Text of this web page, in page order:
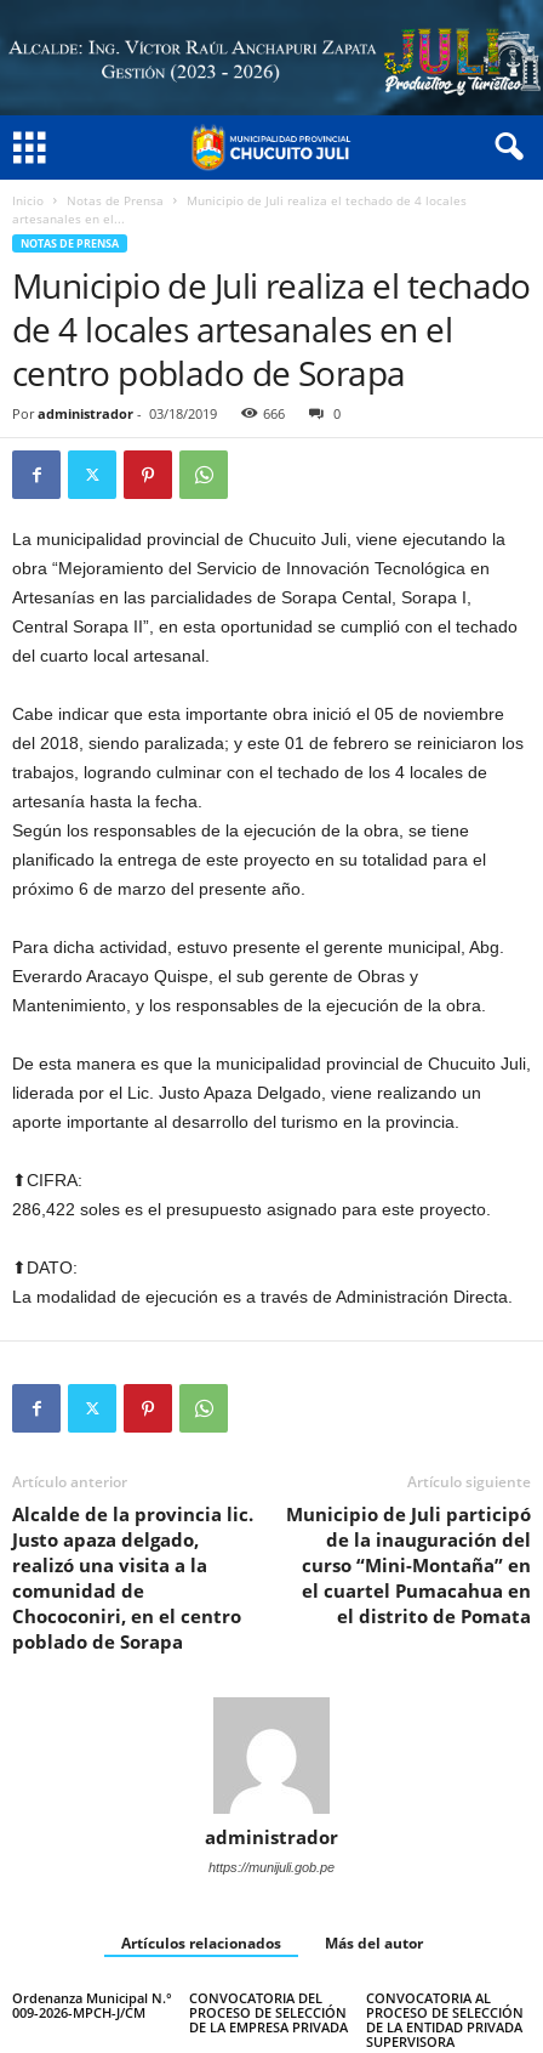
Inicio Notas de Prensa
Municipio de Juli realiza el techado de 4 locales
artesanales en el...
NOTAS DE PRENSA
Municipio de Juli realiza el techado
de 4 locales artesanales en el
centro poblado de Sorapa
Por administrador - 03/18/2019 666 0
La municipalidad provincial de Chucuito Juli, viene ejecutando la
obra “Mejoramiento del Servicio de Innovación Tecnológica en
Artesanías en las parcialidades de Sorapa Cental, Sorapa I,
Central Sorapa II”, en esta oportunidad se cumplió con el techado
del cuarto local artesanal.
Cabe indicar que esta importante obra inició el 05 de noviembre
del 2018, siendo paralizada; y este 01 de febrero se reiniciaron los
trabajos, logrando culminar con el techado de los 4 locales de
artesanía hasta la fecha.
Según los responsables de la ejecución de la obra, se tiene
planificado la entrega de este proyecto en su totalidad para el
próximo 6 de marzo del presente año.
Para dicha actividad, estuvo presente el gerente municipal, Abg.
Everardo Aracayo Quispe, el sub gerente de Obras y
Mantenimiento, y los responsables de la ejecución de la obra.
De esta manera es que la municipalidad provincial de Chucuito Juli,
liderada por el Lic. Justo Apaza Delgado, viene realizando un
aporte importante al desarrollo del turismo en la provincia.
⬆CIFRA:
286,422 soles es el presupuesto asignado para este proyecto.
⬆DATO:
La modalidad de ejecución es a través de Administración Directa.
Artículo anterior
Alcalde de la provincia lic.
Justo apaza delgado,
realizó una visita a la
comunidad de
Chococoniri, en el centro
poblado de Sorapa
Artículo siguiente
Municipio de Juli participó
de la inauguración del
curso “Mini-Montaña” en
el cuartel Pumacahua en
el distrito de Pomata
administrador
https://munijuli.gob.pe
Artículos relacionados Más del autor
Ordenanza Municipal N.°
009-2026-MPCH-J/CM
CONVOCATORIA DEL
PROCESO DE SELECCIÓN
DE LA EMPRESA PRIVADA
CONVOCATORIA AL
PROCESO DE SELECCIÓN
DE LA ENTIDAD PRIVADA
SUPERVISORA